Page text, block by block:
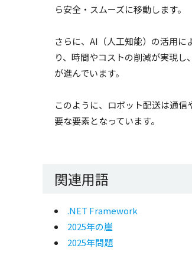
ら安全・スムーズに移動します。
さらに、AI（人工知能）の活用
り、時間やコストの削減が実現
が進んでいます。
このように、ロボット配送は通
要な要素となっています。
関連用語
.NET Framework
2025年の崖
2025年問題